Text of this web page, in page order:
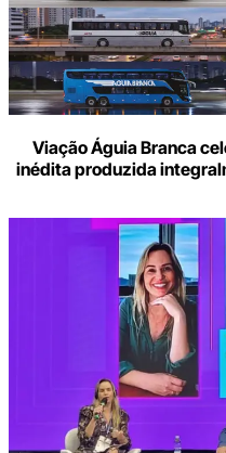
Viação Águia Branca
inédita produzida